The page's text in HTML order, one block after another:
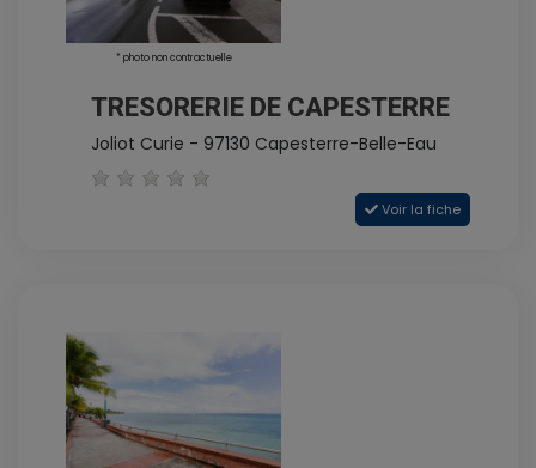
* photo non contractuelle
TRESORERIE DE CAPESTERRE
Joliot Curie - 97130 Capesterre-Belle-Eau
Voir la fiche